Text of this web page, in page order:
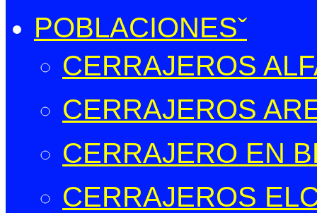
POBLACIONES
CERRAJEROS
CERRAJEROS
CERRAJERO EN
CERRAJEROS